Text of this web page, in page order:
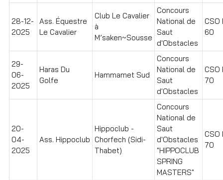
28-12-
2025
Ass. Équestre
Le Cavalier
Club Le Cavalier
à
M’saken~Sousse
Concours
National de
Saut
d'Obstacles
CSO
60
29-
06-
2025
Haras Du
Golfe
Hammamet Sud
Concours
National de
Saut
d'Obstacles
CSO
70
20-
04-
2025
Ass. Hippoclub
Hippoclub -
Chorfech (Sidi-
Thabet)
Concours
National de
Saut
d'Obstacles
"HIPPOCLUB
SPRING
MASTERS"
CSO
70